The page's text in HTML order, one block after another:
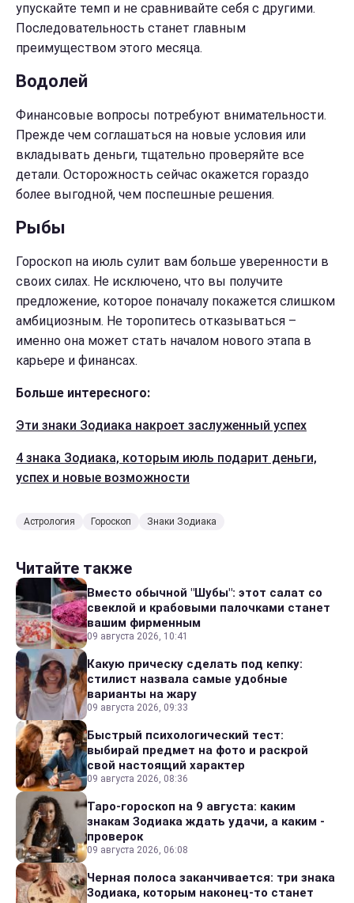
упускайте темп и не сравнивайте себя с другими.
Последовательность станет главным
преимуществом этого месяца.
Водолей
Финансовые вопросы потребуют внимательности.
Прежде чем соглашаться на новые условия или
вкладывать деньги, тщательно проверяйте все
детали. Осторожность сейчас окажется гораздо
более выгодной, чем поспешные решения.
Рыбы
Гороскоп на июль сулит вам больше уверенности в
своих силах. Не исключено, что вы получите
предложение, которое поначалу покажется слишком
амбициозным. Не торопитесь отказываться –
именно она может стать началом нового этапа в
карьере и финансах.
Больше интересного:
Эти знаки Зодиака накроет заслуженный успех
4 знака Зодиака, которым июль подарит деньги,
успех и новые возможности
Астрология Гороскоп Знаки Зодиака
Читайте также
Вместо обычной "Шубы": этот салат со
свеклой и крабовыми палочками станет
вашим фирменным
09 августа 2026, 10:41
Какую прическу сделать под кепку:
стилист назвала самые удобные
варианты на жару
09 августа 2026, 09:33
Быстрый психологический тест:
выбирай предмет на фото и раскрой
свой настоящий характер
09 августа 2026, 08:36
Таро-гороскоп на 9 августа: каким
знакам Зодиака ждать удачи, а каким -
проверок
09 августа 2026, 06:08
Черная полоса заканчивается: три знака
Зодиака, которым наконец-то станет